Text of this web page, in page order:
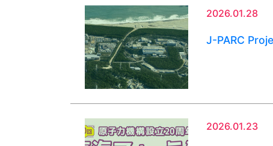
2026.01.28
J-PARC
2026.01.23